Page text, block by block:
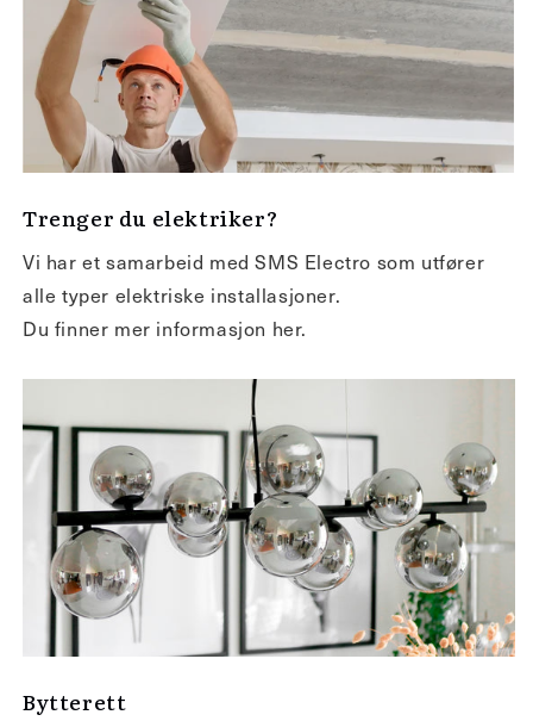
Trenger du elektriker?
Vi har et samarbeid med SMS Electro som utfører
alle typer elektriske installasjoner.
Du finner mer informasjon her.
Bytterett